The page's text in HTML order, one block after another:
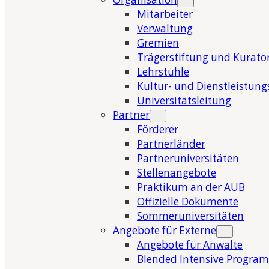
Mitarbeiter
Verwaltung
Gremien
Trägerstiftung und
Lehrstühle
Kultur- und
Universitätsleitung
Partner
Förderer
Partnerländer
Partneruniversitäten
Stellenangebote
Praktikum an der AUB
Offizielle Dokumente
Sommeruniversitäten
Angebote für Externe
Angebote für Anwälte
Blended Intensive Program